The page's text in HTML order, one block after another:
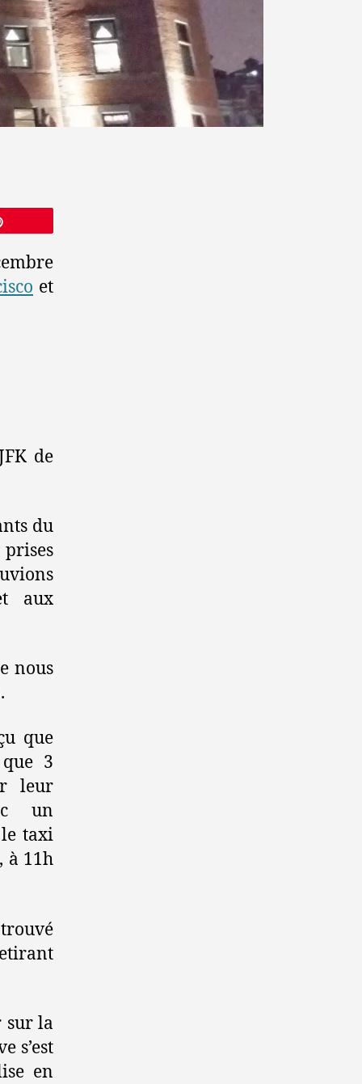
et
de
du
aux
nous
que
3
leur
un
taxi
à 11h
sur la
s’est
en